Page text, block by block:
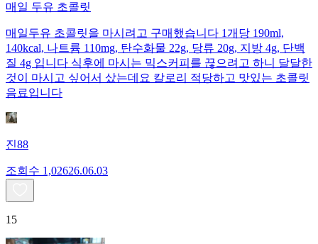
매일 두유 초콜릿
매일두유 초콜릿을 마시려고 구매했습니다 1개당 190ml,
140kcal, 나트륨 110mg, 탄수화물 22g, 당류 20g, 지방 4g, 단백
질 4g 입니다 식후에 마시는 믹스커피를 끊으려고 하니 달달한
것이 마시고 싶어서 샀는데요 칼로리 적당하고 맛있는 초콜릿
음료입니다
진88
조회수 1,02626.06.03
15